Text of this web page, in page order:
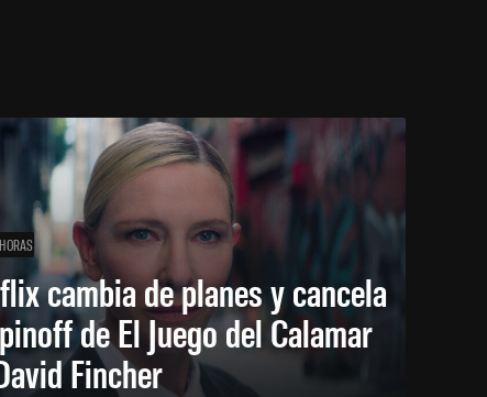
cambia de planes y cancela
de El Juego del Calamar
Fincher